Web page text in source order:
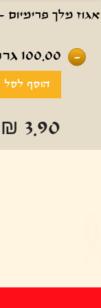
אגוז מלך פרימיום - 100
-
100.00
₪ 3.90